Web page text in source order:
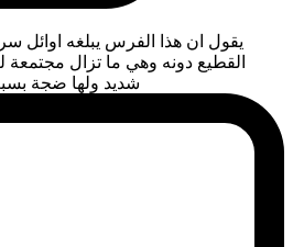
يقول ان هذا الفرس يبلغه اوائل
القطيع دونه وهي ما تزال
شديد ولها ضجة